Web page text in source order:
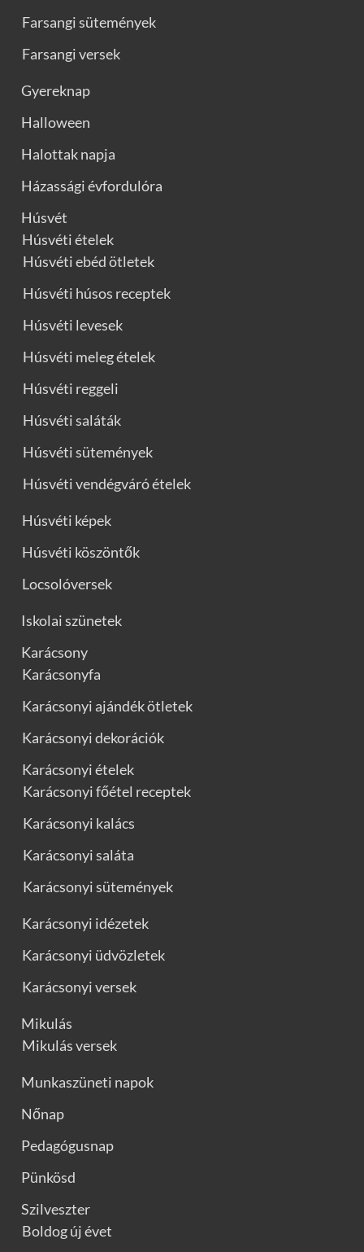
Farsangi sütemények
Farsangi versek
Gyereknap
Halloween
Halottak napja
Házassági évfordulóra
Húsvét
Húsvéti ételek
Húsvéti ebéd ötletek
Húsvéti húsos receptek
Húsvéti levesek
Húsvéti meleg ételek
Húsvéti reggeli
Húsvéti saláták
Húsvéti sütemények
Húsvéti vendégváró ételek
Húsvéti képek
Húsvéti köszöntők
Locsolóversek
Iskolai szünetek
Karácsony
Karácsonyfa
Karácsonyi ajándék ötletek
Karácsonyi dekorációk
Karácsonyi ételek
Karácsonyi főétel receptek
Karácsonyi kalács
Karácsonyi saláta
Karácsonyi sütemények
Karácsonyi idézetek
Karácsonyi üdvözletek
Karácsonyi versek
Mikulás
Mikulás versek
Munkaszüneti napok
Nőnap
Pedagógusnap
Pünkösd
Szilveszter
Boldog új évet